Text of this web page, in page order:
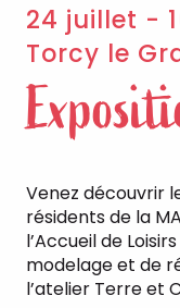
24 juillet -
Torcy le
Venez découvrir
résidents de la
l’Accueil de
modelage et de
l’atelier Terre et